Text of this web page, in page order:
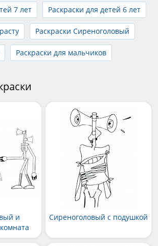
7 лет Раскраски для детей 6 лет
Раскраски Сиреноголовый
Раскраски для мальчиков
и
Сиреноголовый с подушкой